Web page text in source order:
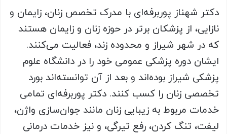
دکتر شهناز پوربرفه‌ای با مدرک تخصص زنان، زایمان و
نازایی، از پزشکان برتر در حوزه زنان و زایمان هستند
که در شهر شیراز و محدوده زند، فعالیت می‌کنند.
ایشان دوره پزشکی عمومی خود را در دانشگاه علوم
پزشکی شیراز بوده‌اند و بعد از آن توانسته‌اند بورد
تخصصی زنان را کسب کنند. دکتر پوربرفه‌ای تمامی
خدمات مربوط به زیبایی زنان مانند جوان‌سازی واژن،
لیفت، تنگ کردن، رفع تیرگی، و نیز خدمات درمانی